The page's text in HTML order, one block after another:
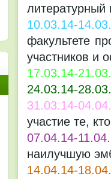
литературный
10.03.14-
факультете
участников и
17.03.14-
24.03.14-
31.03.14-
участие те,
07.04.14-
наилучшую
14.04.14-